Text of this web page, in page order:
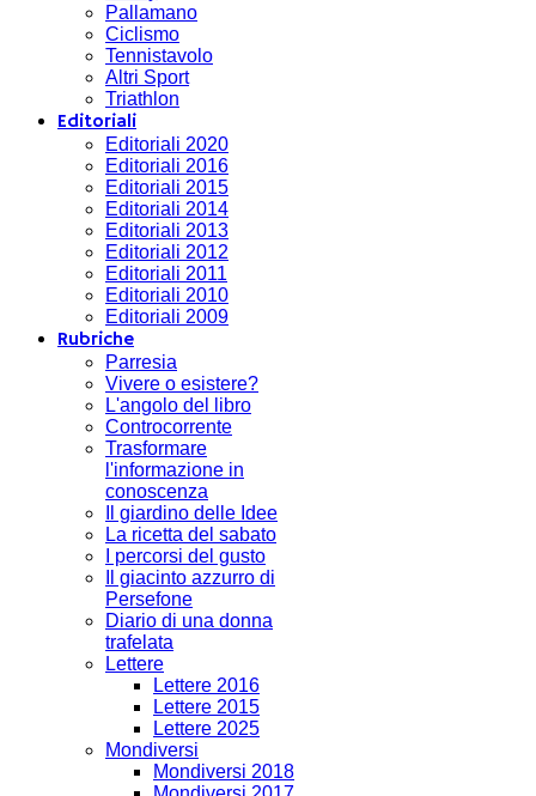
Pallamano
Ciclismo
Tennistavolo
Altri Sport
Triathlon
Editoriali
Editoriali 2020
Editoriali 2016
Editoriali 2015
Editoriali 2014
Editoriali 2013
Editoriali 2012
Editoriali 2011
Editoriali 2010
Editoriali 2009
Rubriche
Parresia
Vivere o esistere?
L'angolo del libro
Controcorrente
Trasformare
l'informazione in
conoscenza
Il giardino delle Idee
La ricetta del sabato
I percorsi del gusto
Il giacinto azzurro di
Persefone
Diario di una donna
trafelata
Lettere
Lettere 2016
Lettere 2015
Lettere 2025
Mondiversi
Mondiversi 2018